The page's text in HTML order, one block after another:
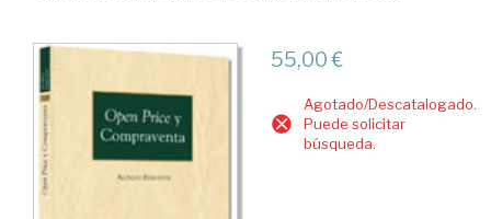
55,00 €
Agotado/Descatalogado.
Puede solicitar
búsqueda.